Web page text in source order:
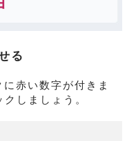
る
赤い数字が付きま
しましょう。